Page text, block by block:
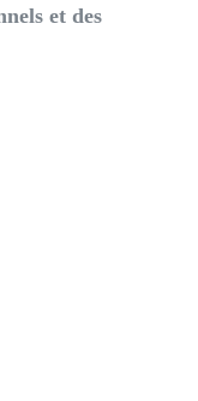
et des